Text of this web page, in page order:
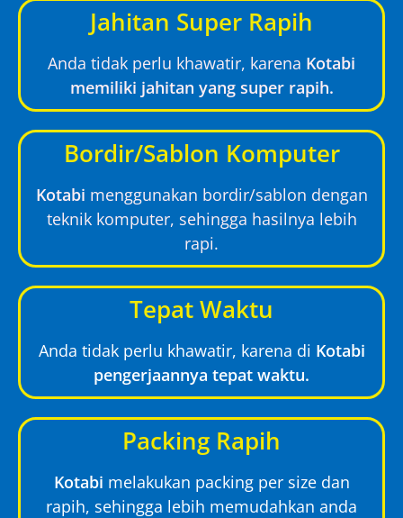
Jahitan Super Rapih
Anda tidak perlu khawatir, karena Kotabi
memiliki jahitan yang super rapih.
Bordir/Sablon Komputer
Kotabi menggunakan bordir/sablon dengan
teknik komputer, sehingga hasilnya lebih
rapi.
Tepat Waktu
Anda tidak perlu khawatir, karena di Kotabi
pengerjaannya tepat waktu.
Packing Rapih
Kotabi melakukan packing per size dan
rapih, sehingga lebih memudahkan anda